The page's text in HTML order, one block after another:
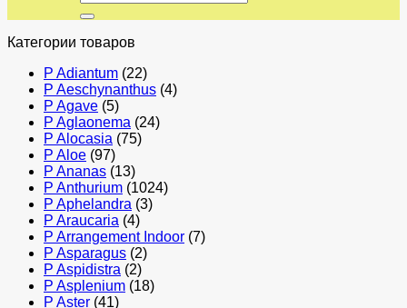
Категории товаров
P Adiantum (22)
P Aeschynanthus (4)
P Agave (5)
P Aglaonema (24)
P Alocasia (75)
P Aloe (97)
P Ananas (13)
P Anthurium (1024)
P Aphelandra (3)
P Araucaria (4)
P Arrangement Indoor (7)
P Asparagus (2)
P Aspidistra (2)
P Asplenium (18)
P Aster (41)